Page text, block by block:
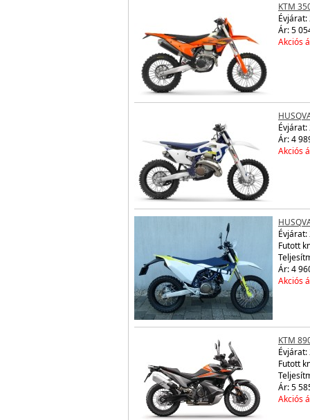
KTM
Évjárat:
Ár: 5
Akciós
Évjárat:
Ár: 4
Akciós
Évjárat:
Futott
Ár: 4
Akciós
KTM
Évjárat:
Futott
Ár: 5
Akciós